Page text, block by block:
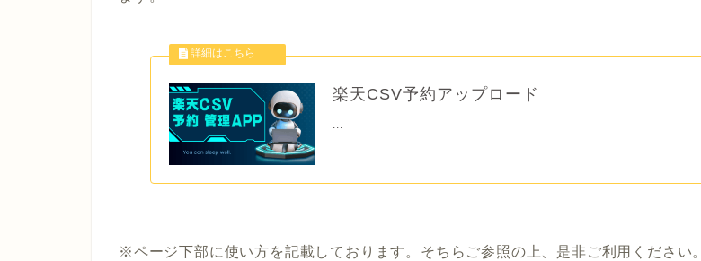
楽天CSV予約アップロード
...
※ページ下部に使い方を記載しております。そちらご参照の上、是非ご利用ください。